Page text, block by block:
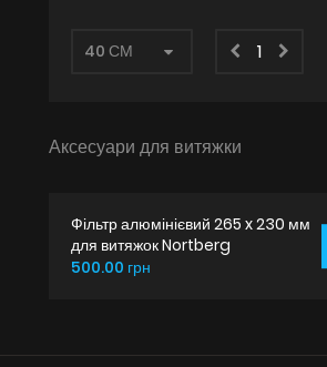
Аксесуари для витяжки
Фільтр алюмінієвий 265 x 230 мм
для витяжок Nortberg
500.00 грн